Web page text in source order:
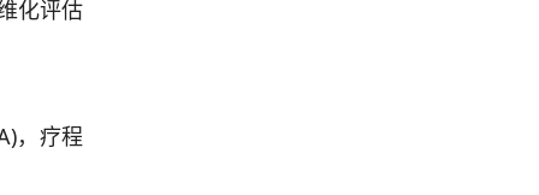
化评估
，疗程